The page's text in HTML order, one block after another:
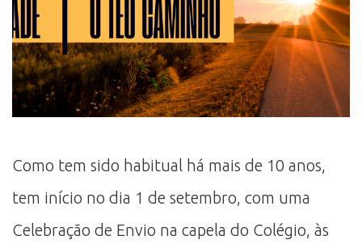
Como tem sido habitual há mais de 10 anos,
tem início no dia 1 de setembro, com uma
Celebração de Envio na capela do Colégio, às